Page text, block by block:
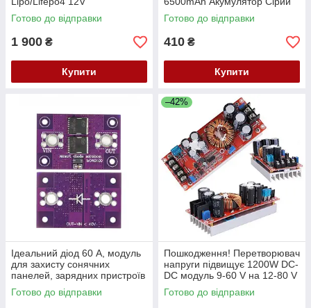
Готово до відправки
1 900 ₴
Купити
Готово до відправки
410 ₴
Купити
Ідеальний діод 60 А, модуль
для захисту сонячних
панелей, зарядних пристроїв
Готово до відправки
–42%
Пошкодження! Перетворювач
напруги підвищує 1200W DC-
DC модуль 9-60 V на 12-80 V
Готово до відправки